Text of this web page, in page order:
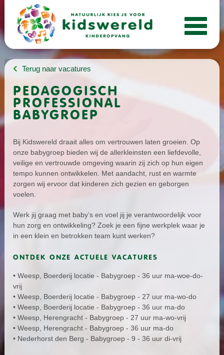
Terug naar vacatures
PEDAGOGISCH
PROFESSIONAL
BABYGROEP
Bij Kidswereld draait alles om vertrouwen laten groeien. Op
onze babygroep bieden wij de allerkleinsten een liefdevolle,
veilige en vertrouwde omgeving waarin zij zich op hun eigen
tempo kunnen ontwikkelen. Met aandacht, rust en warmte
zorgen wij ervoor dat kinderen zich gezien en geborgen
voelen.
Werk jij graag met baby’s en voel jij je verantwoordelijk voor
hun zorg en ontwikkeling? Zoek je een fijne werkplek waar je
in een klein en betrokken team kunt werken?
ONTDEK ONZE ACTUELE VACATURES
• Weesp, Boerderij locatie - Babygroep - 36 uur ma-woe-do-
vrij
• Weesp, Boerderij locatie - Babygroep - 27 uur ma-wo-do
• Weesp, Boerderij locatie - Babygroep - 36 uur ma-do
• Weesp, Herengracht - Babygroep - 27 uur ma-wo-vrij
• Weesp, Herengracht - Babygroep - 36 uur ma-do
• Nederhorst den Berg - Babygroep - 9 - 36 uur di-vrij